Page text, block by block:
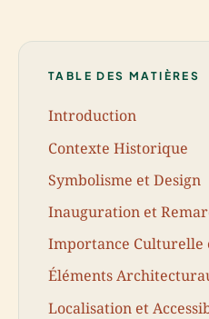
TABLE DES MATIÈRES
Introduction
Contexte Historique
Symbolisme et Design
Inauguration et
Importance Culturelle
Éléments
Localisation et